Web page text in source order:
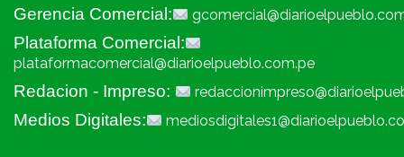
Gerencia Comercial:
Plataforma Comercial:
plataformacomercial@diarioelpueblo.com.pe
Redacion - Impreso:
Medios Digitales: